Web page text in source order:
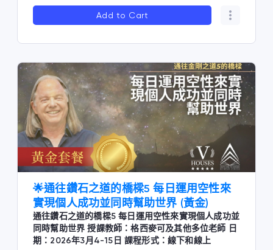
Add to Cart
🌟通往鑽石之道的橋樑5 每日運用空性來
實現個人成功並同時幫助世界 (黃金)
通往鑽石之道的橋樑5 每日運用空性來實現個人成功並
同時幫助世界 授課教師：格西麥可及其他多位老師 日
期：2026年3月4-15日 課程形式：線下和線上